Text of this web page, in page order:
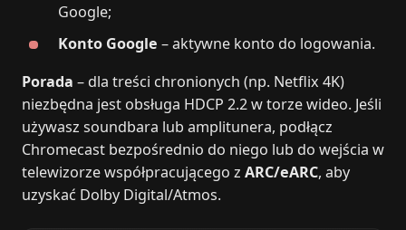
Google;
Konto Google – aktywne konto do logowania.
Porada – dla treści chronionych (np. Netflix 4K)
niezbędna jest obsługa HDCP 2.2 w torze wideo. Jeśli
używasz soundbara lub amplitunera, podłącz
Chromecast bezpośrednio do niego lub do wejścia w
telewizorze współpracującego z ARC/eARC, aby
uzyskać Dolby Digital/Atmos.